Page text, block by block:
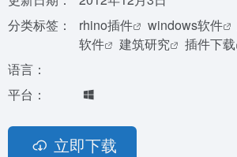
分类标签：
rhino插件 windows软件
软件
建筑研究 插件下载
语言：
平台：
立即下载